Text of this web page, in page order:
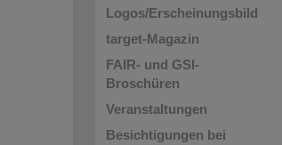
Logos/Erscheinungsbild
target-Magazin
FAIR- und GSI-
Broschüren
Veranstaltungen
Besichtigungen bei